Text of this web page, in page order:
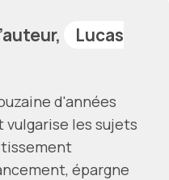
Lucas
d'années
vulgarise les sujets
épargne